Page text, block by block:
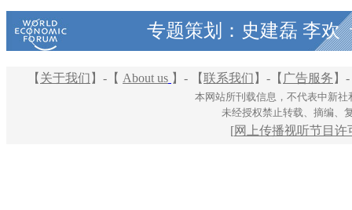
专题策划：史建磊 李欢
【 关于我们 】- 【 About us 】- 【联系我们 】- 【 广告服务 】-
本网站所刊载信息，不代表中新
未经授权禁止转载、摘编、
[网上传播视听节目许